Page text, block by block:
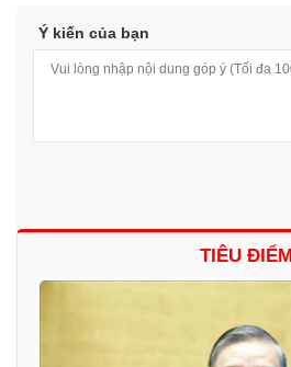
Ý kiến của bạn
TIÊU ĐIỂM